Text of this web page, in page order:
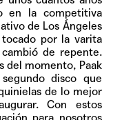
en la competitiva
de Los Ángeles
por la varita
de repente.
del momento, Paak
disco que
de lo mejor
Con estos